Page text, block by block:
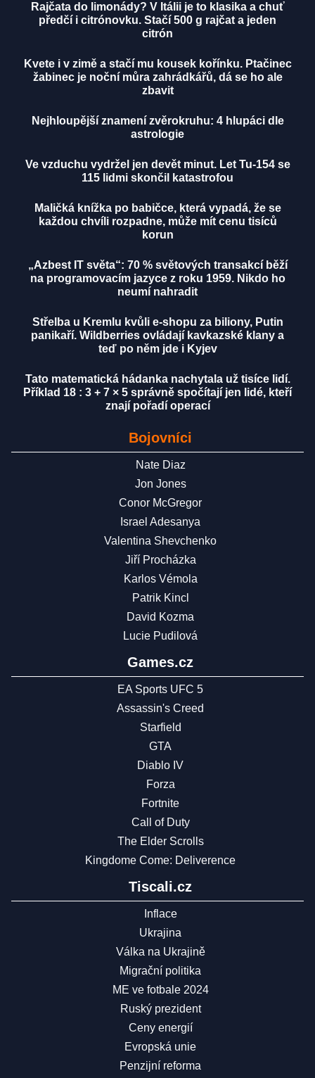
Rajčata do limonády? V Itálii je to klasika a chuť
předčí i citrónovku. Stačí 500 g rajčat a jeden
citrón
Kvete i v zimě a stačí mu kousek kořínku. Ptačinec
žabinec je noční můra zahrádkářů, dá se ho ale
zbavit
Nejhloupější znamení zvěrokruhu: 4 hlupáci dle
astrologie
Ve vzduchu vydržel jen devět minut. Let Tu-154 se
115 lidmi skončil katastrofou
Maličká knížka po babičce, která vypadá, že se
každou chvíli rozpadne, může mít cenu tisíců
korun
„Azbest IT světa“: 70 % světových transakcí běží
na programovacím jazyce z roku 1959. Nikdo ho
neumí nahradit
Střelba u Kremlu kvůli e-shopu za biliony, Putin
panikaří. Wildberries ovládají kavkazské klany a
teď po něm jde i Kyjev
Tato matematická hádanka nachytala už tisíce lidí.
Příklad 18 : 3 + 7 × 5 správně spočítají jen lidé, kteří
znají pořadí operací
Bojovníci
Nate Diaz
Jon Jones
Conor McGregor
Israel Adesanya
Valentina Shevchenko
Jiří Procházka
Karlos Vémola
Patrik Kincl
David Kozma
Lucie Pudilová
Games.cz
EA Sports UFC 5
Assassin's Creed
Starfield
GTA
Diablo IV
Forza
Fortnite
Call of Duty
The Elder Scrolls
Kingdome Come: Deliverence
Tiscali.cz
Inflace
Ukrajina
Válka na Ukrajině
Migrační politika
ME ve fotbale 2024
Ruský prezident
Ceny energií
Evropská unie
Penzijní reforma